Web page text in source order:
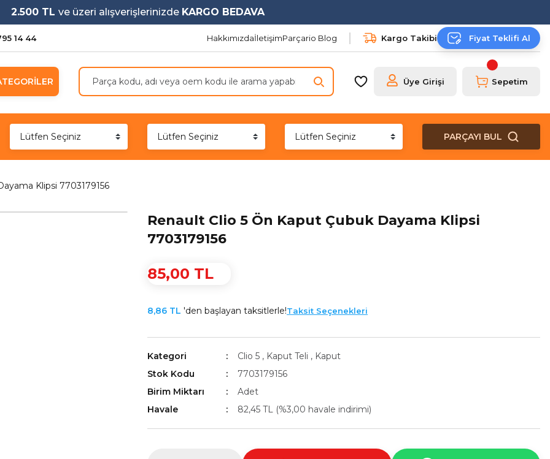
2.500 TL ve üzeri alışverişlerinizde KARGO BEDAVA
14 44 HakkımızdaİletişimParçario Blog Kargo Takibi Fiyat Teklifi Al
Üye Girişi Sepetim
PARÇAYI BUL
Klipsi 7703179156
Renault Clio 5 Ön Kaput Çubuk Dayama Klipsi
7703179156
85,00 TL
8,86 TL 'den başlayan taksitlerle!Taksit Seçenekleri
Kategori Clio 5 , Kaput Teli , Kaput
Stok Kodu
7703179156
Birim Miktarı
Adet
Havale
82,45 TL (%3,00 havale indirimi)